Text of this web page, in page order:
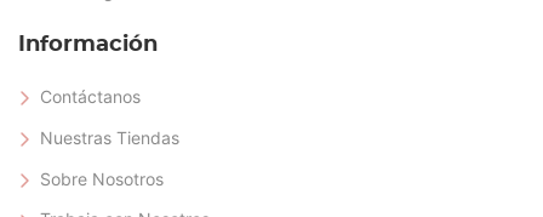
Información
Contáctanos
Nuestras Tiendas
Sobre Nosotros